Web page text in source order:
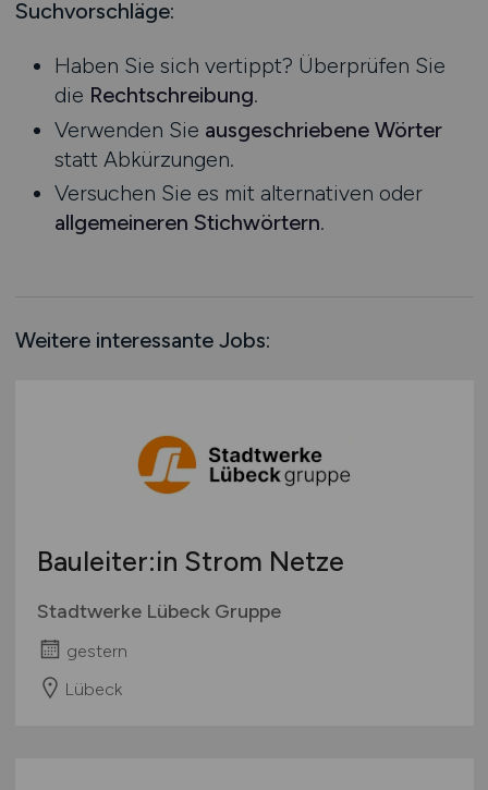
Maschinenbau / Anlagenbau
Medien / Kommunikation
Naturwissenschaften / Life Science
Öffentlicher Dienst & Verbände
Optik / Feinmechanik
Personaldienstleistungen
Umwelt / Natur
Gewerbe allgemein
Industrie allgemein
Mecklenburg-Vorpommern
Nordrhein-Westfalen
Rheinland-Pfalz
Saarland
Sachsen
Sachsen-Anhalt
Schleswig-Holstein
Schweiz
Suchvorschläge:
Haben Sie sich vertippt? Überprüfen Sie
die Rechtschreibung.
Verwenden Sie ausgeschriebene Wörter
statt Abkürzungen.
Versuchen Sie es mit alternativen oder
allgemeineren Stichwörtern.
Weitere interessante Jobs:
Bauleiter:in Strom Netze
Stadtwerke Lübeck Gruppe
gestern
Lübeck